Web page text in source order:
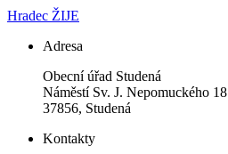
Hradec ŽIJE
Adresa
Obecní úřad Studená
Náměstí Sv. J. Nepomuckého 18
37856, Studená
Kontakty